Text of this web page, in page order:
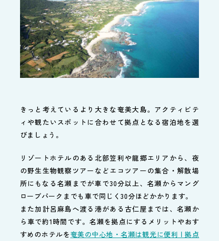
きっと考えているより大きな奄美大島。アクティビテ
ィや観たいスポットに合わせて拠点となる宿泊地を選
びましょう。
リゾートホテルのある北部笠利や龍郷エリアから、夜
の野生生物観察ツアーなどエコツアーの集合・解散場
所にもなる名瀬までが車で30分以上、名瀬からマング
ローブパークまでも車で同じく30分ほどかかります。
また加計呂麻島へ渡る港がある古仁屋までは、名瀬か
ら車で約1時間です。名瀬を拠点にするメリットやおす
すめのホテルを奄美の中心地・名瀬は観光に便利 | 拠点